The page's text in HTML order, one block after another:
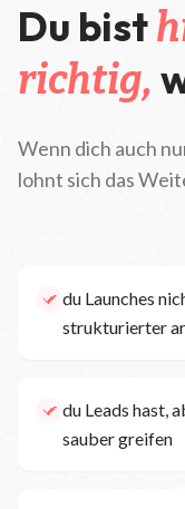
Du bist
richtig,
Wenn dich auch
lohnt sich das
du Launches
strukturierter
du Leads hast,
sauber greifen